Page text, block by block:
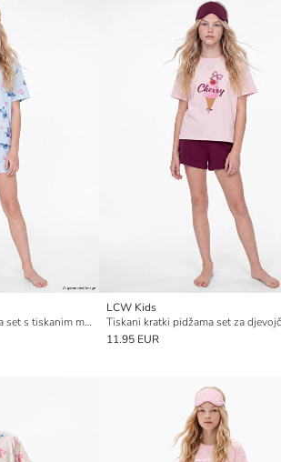
Djevojački kratki pidžama set s tiskanim motivom Stitcha
LCW Kids
Tiskani kratki pidžama set za
11.95 EUR